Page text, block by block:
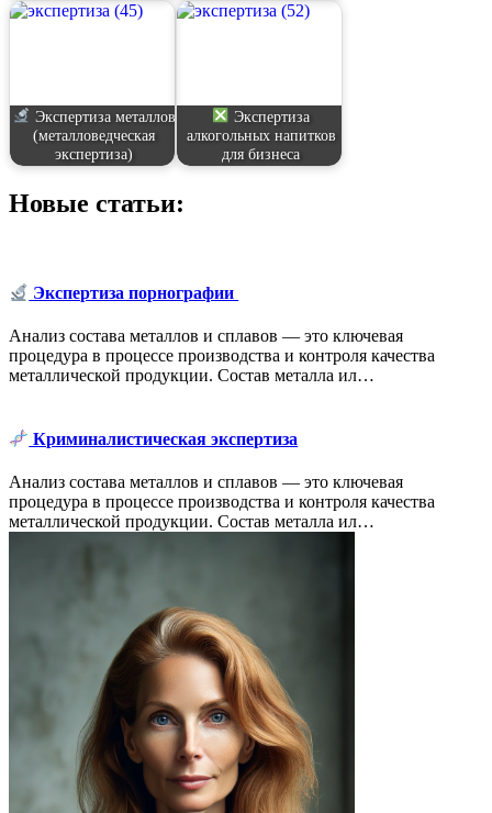
Экспертиза металлов
(металловедческая
экспертиза)
Экспертиза
алкогольных напитков
для бизнеса
Новые статьи:
Экспертиза порнографии
Анализ состава металлов и сплавов — это ключевая
процедура в процессе производства и контроля качества
металлической продукции. Состав металла ил…
Криминалистическая экспертиза
Анализ состава металлов и сплавов — это ключевая
процедура в процессе производства и контроля качества
металлической продукции. Состав металла ил…